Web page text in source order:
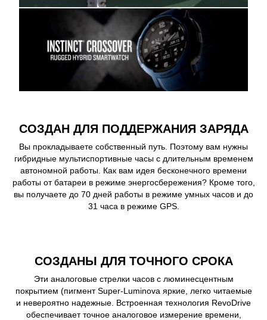
СОЗДАН ДЛЯ ПОДДЕРЖАНИЯ ЗАРЯДА
Вы прокладываете собственный путь. Поэтому вам нужны
гибридные мультиспортивные часы с длительным временем
автономной работы. Как вам идея бесконечного времени
работы от батареи в режиме энергосбережения? Кроме того,
вы получаете до 70 дней работы в режиме умных часов и до
31 часа в режиме GPS.
СОЗДАНЫ ДЛЯ ТОЧНОГО СРОКА
Эти аналоговые стрелки часов с люминесцентным
покрытием (пигмент Super-Luminova яркие, легко читаемые
и невероятно надежные. Встроенная технология RevoDrive
обеспечивает точное аналоговое измерение времени,